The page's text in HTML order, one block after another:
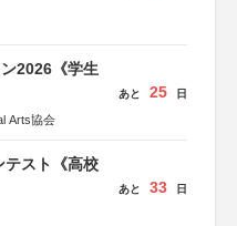
2026《学生
Arts協会
あと 25 日
テスト《高校
あと 33 日